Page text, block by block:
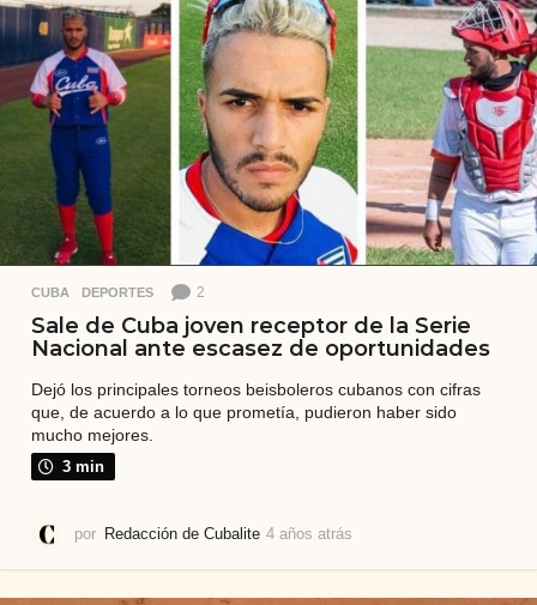
CUBA ,DEPORTES 2
Sale de Cuba joven receptor de la Serie
Nacional ante escasez de oportunidades
Dejó los principales torneos beisboleros cubanos con cifras
que, de acuerdo a lo que prometía, pudieron haber sido
mucho mejores.
3 min
por Redacción de Cubalite 4 años atrás